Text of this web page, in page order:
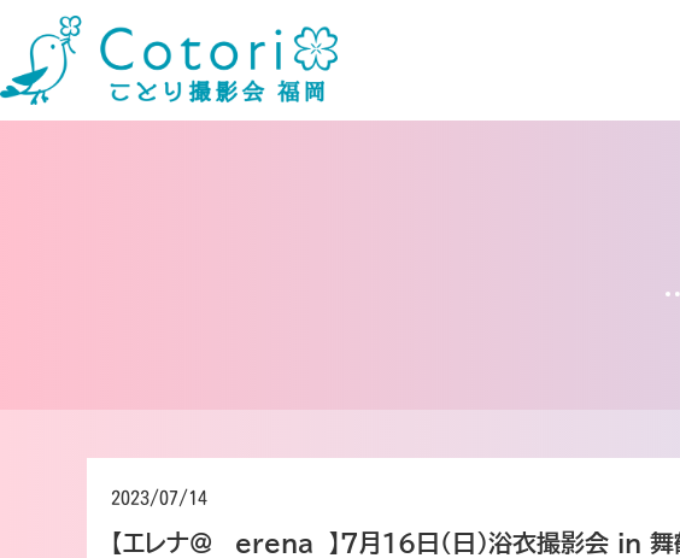
2023/07/14
【エレナ@___erena__】7月16日（日）浴衣撮影会 in